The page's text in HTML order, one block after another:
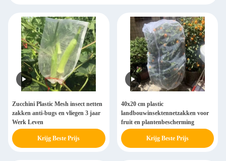
Zucchini Plastic Mesh insect netten
zakken anti-bugs en vliegen 3 jaar
Werk Leven
Krijg Beste Prijs
40x20 cm plastic
landbouwinsektennetzakken voor
fruit en plantenbescherming
Krijg Beste Prijs